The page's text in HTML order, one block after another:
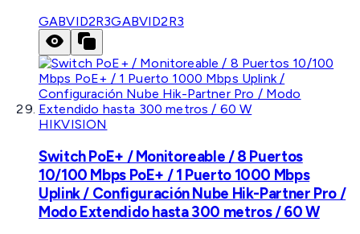
GABVID2R3GABVID2R3
HIKVISION
Switch PoE+ / Monitoreable / 8 Puertos
10/100 Mbps PoE+ / 1 Puerto 1000 Mbps
Uplink / Configuración Nube Hik-Partner Pro /
Modo Extendido hasta 300 metros / 60 W